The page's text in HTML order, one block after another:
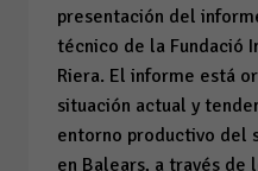
presentación del
técnico de la Fundació
Riera. El informe está
situación actual y
entorno productivo del
en Balears, a través de